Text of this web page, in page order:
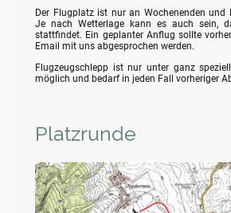
Der Flugplatz ist nur an Wochenenden und
Je nach Wetterlage kann es auch sein,
stattfindet. Ein geplanter Anflug sollte
Email mit uns abgesprochen werden.
Flugzeugschlepp ist nur unter ganz
möglich und bedarf in jeden Fall vorheriger
Platzrunde